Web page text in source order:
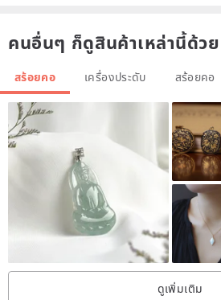
Established in New York in 1886,
technology than contemporary to
legal gold, plus the design style is
uses excellent quality Stone, hand-
pearls. Semi- Gemstone such as, jade,
exquisite and delicate, become classics,
place in the fashion jewelry industry,
old collectors.
Year: 1960s
คนอื่นๆ ก็ดูสินค้าเหล่านี้ด้วย
สร้อยคอ เครื่องประดับ สร้อยคอ
ดูเพิ่มเติม